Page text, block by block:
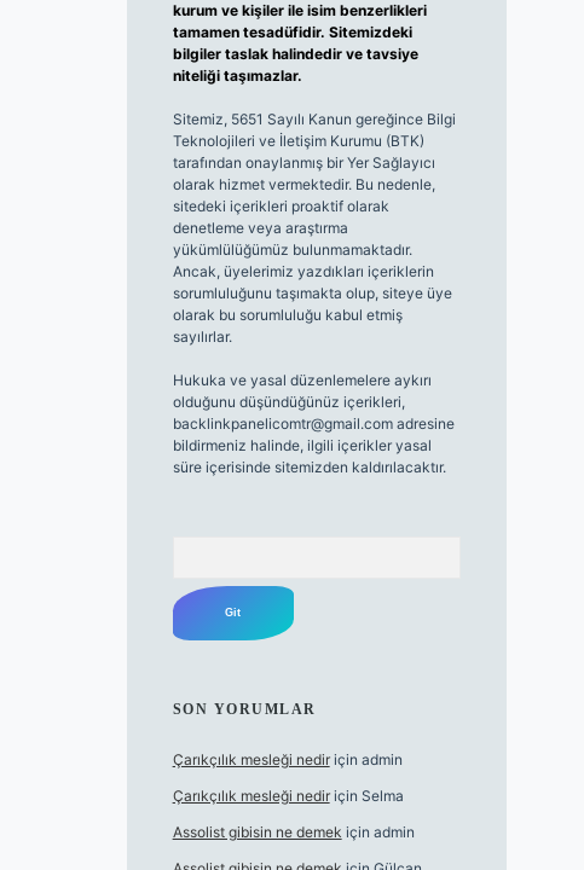
kurum ve kişiler ile isim benzerlikleri
tamamen tesadüfidir. Sitemizdeki
bilgiler taslak halindedir ve tavsiye
niteliği taşımazlar.
Sitemiz, 5651 Sayılı Kanun gereğince Bilgi
Teknolojileri ve İletişim Kurumu (BTK)
tarafından onaylanmış bir Yer Sağlayıcı
olarak hizmet vermektedir. Bu nedenle,
sitedeki içerikleri proaktif olarak
denetleme veya araştırma
yükümlülüğümüz bulunmamaktadır.
Ancak, üyelerimiz yazdıkları içeriklerin
sorumluluğunu taşımakta olup, siteye üye
olarak bu sorumluluğu kabul etmiş
sayılırlar.
Hukuka ve yasal düzenlemelere aykırı
olduğunu düşündüğünüz içerikleri,
backlinkpanelicomtr@gmail.comadresine
bildirmeniz halinde, ilgili içerikler yasal
süre içerisinde sitemizden kaldırılacaktır.
SON YORUMLAR
Çarıkçılık mesleği nediriçin admin
Çarıkçılık mesleği nediriçin Selma
Assolist gibisin ne demek için admin